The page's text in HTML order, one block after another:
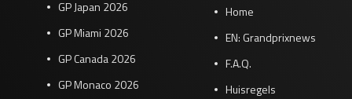
GP Japan 2026
GP Miami 2026
GP Canada 2026
GP Monaco 2026
Home
EN: Grandprixnews
F.A.Q.
Huisregels